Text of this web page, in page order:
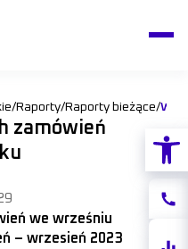
/Raporty/Raporty bieżące/
zamówień
we wrześniu
– wrzesień 2023